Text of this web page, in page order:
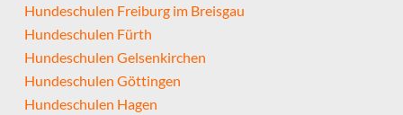
Hundeschulen Freiburg im Breisgau
Hundeschulen Fürth
Hundeschulen Gelsenkirchen
Hundeschulen Göttingen
Hundeschulen Hagen